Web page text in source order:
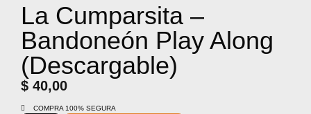
La Cumparsita –
Bandoneón Play Along
(Descargable)
$ 40,00
COMPRA 100% SEGURA